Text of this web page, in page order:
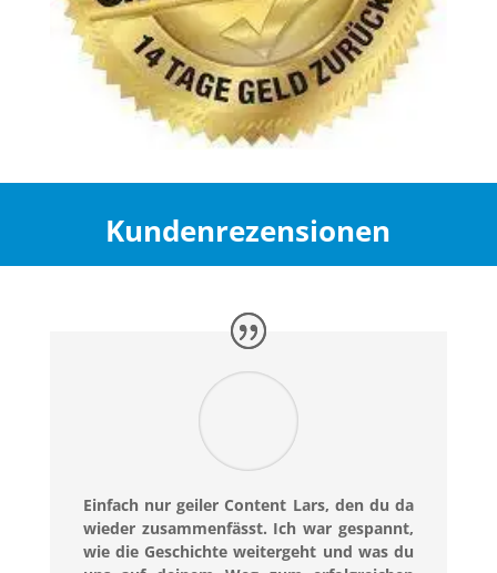
Kundenrezensionen
Einfach nur geiler Content Lars, den du da
wieder zusammenfässt. Ich war gespannt,
wie die Geschichte weitergeht und was du